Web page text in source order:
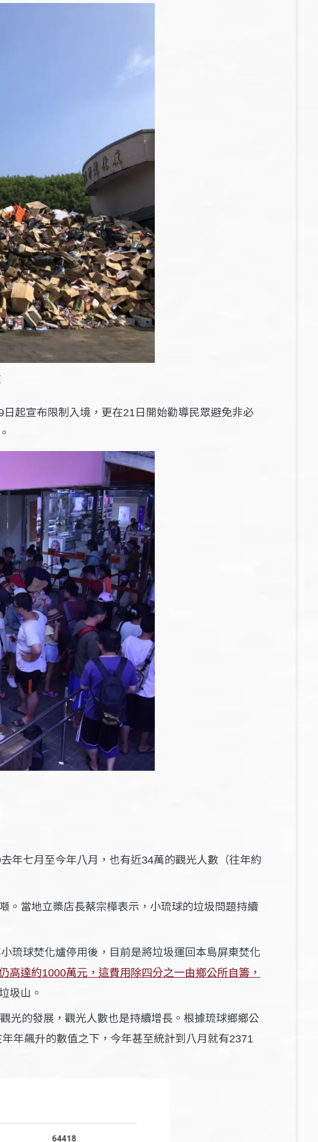
日起宣布限制入境，更在21 日開始勸導民眾避免非必
去年七月至今年八 月，也有近34萬的觀光人數 （往年約
噸。當地立槳店長蔡宗樺表示，小琉球的垃圾問題持續
琉球焚化爐停用後，目前是將垃圾運回本島屏東焚化
高達約1000萬元，這費用除四分之一由鄉公所自籌，
圾山。
光的發展，觀光人數也是持續增長 。 根據琉球鄉鄉公
年飆升的數值之下，今年甚至統計到 八 月就有2371